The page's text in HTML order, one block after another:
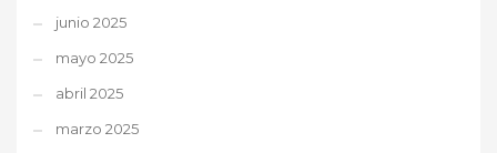
junio 2025
mayo 2025
abril 2025
marzo 2025